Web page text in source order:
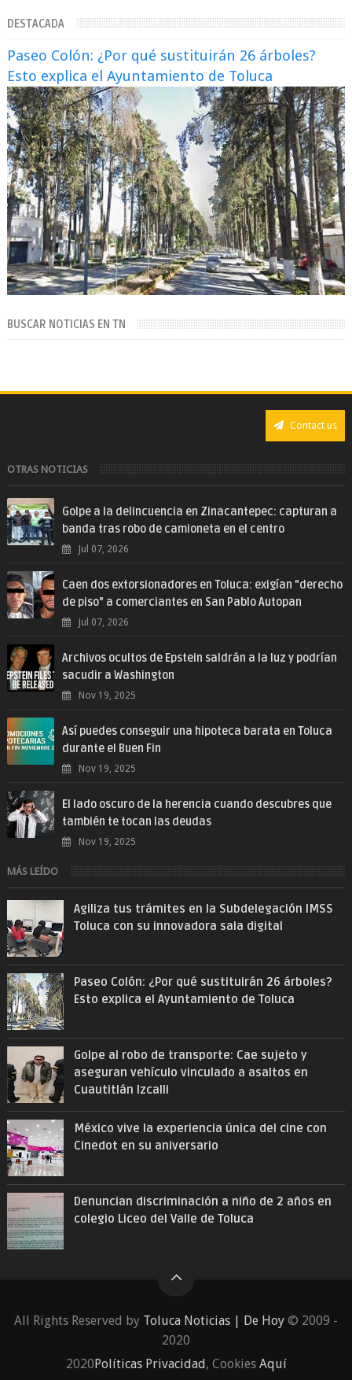
DESTACADA
Paseo Colón: ¿Por qué sustituirán 26 árboles?
Esto explica el Ayuntamiento de Toluca
BUSCAR NOTICIAS EN TN
Contact us
OTRAS NOTICIAS
Golpe a la delincuencia en Zinacantepec: capturan a
banda tras robo de camioneta en el centro
Jul 07, 2026
Caen dos extorsionadores en Toluca: exigían "derecho
de piso" a comerciantes en San Pablo Autopan
Jul 07, 2026
Archivos ocultos de Epstein saldrán a la luz y podrían
sacudir a Washington
Nov 19, 2025
Así puedes conseguir una hipoteca barata en Toluca
durante el Buen Fin
Nov 19, 2025
El lado oscuro de la herencia cuando descubres que
también te tocan las deudas
Nov 19, 2025
MÁS LEÍDO
Agiliza tus trámites en la Subdelegación IMSS
Toluca con su innovadora sala digital
Paseo Colón: ¿Por qué sustituirán 26 árboles?
Esto explica el Ayuntamiento de Toluca
Golpe al robo de transporte: Cae sujeto y
aseguran vehículo vinculado a asaltos en
Cuautitlán Izcalli
México vive la experiencia única del cine con
Cinedot en su aniversario
Denuncian discriminación a niño de 2 años en
colegio Liceo del Valle de Toluca
All Rights Reserved by Toluca Noticias | De Hoy © 2009 -
2020
2020Políticas Privacidad, Cookies Aquí